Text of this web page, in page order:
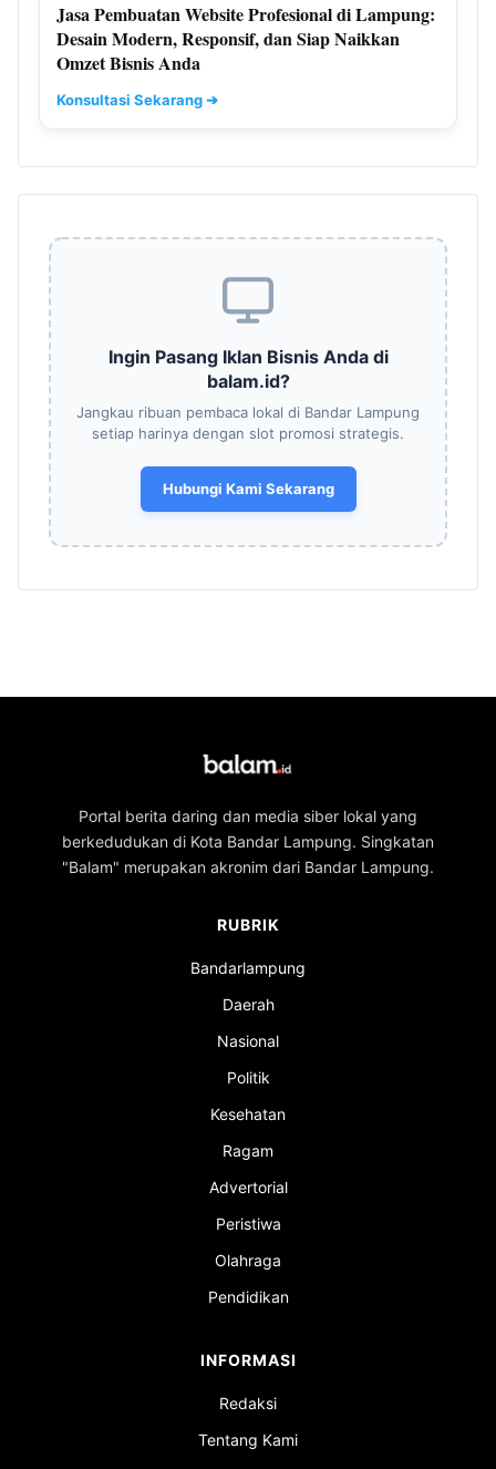
Jasa Pembuatan Website Profesional di Lampung:
Desain Modern, Responsif, dan Siap Naikkan
Omzet Bisnis Anda
Konsultasi Sekarang ➔
Ingin Pasang Iklan Bisnis Anda di
balam.id?
Jangkau ribuan pembaca lokal di Bandar Lampung
setiap harinya dengan slot promosi strategis.
Hubungi Kami Sekarang
Portal berita daring dan media siber lokal yang
berkedudukan di Kota Bandar Lampung. Singkatan
"Balam" merupakan akronim dari Bandar Lampung.
RUBRIK
Bandarlampung
Daerah
Nasional
Politik
Kesehatan
Ragam
Advertorial
Peristiwa
Olahraga
Pendidikan
INFORMASI
Redaksi
Tentang Kami